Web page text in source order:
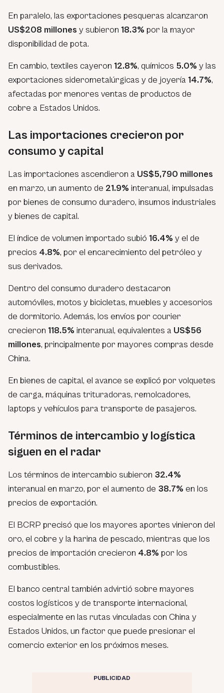
En paralelo, las exportaciones pesqueras alcanzaron
US$208 millones y subieron 18.3% por la mayor
disponibilidad de pota.
En cambio, textiles cayeron 12.8%, químicos 5.0% y las
exportaciones siderometalúrgicas y de joyería 14.7%,
afectadas por menores ventas de productos de
cobre a Estados Unidos.
Las importaciones crecieron por
consumo y capital
Las importaciones ascendieron a US$5,790 millones
en marzo, un aumento de 21.9% interanual, impulsadas
por bienes de consumo duradero, insumos industriales
y bienes de capital.
El índice de volumen importado subió 16.4% y el de
precios 4.8%, por el encarecimiento del petróleo y
sus derivados.
Dentro del consumo duradero destacaron
automóviles, motos y bicicletas, muebles y accesorios
de dormitorio. Además, los envíos por courier
crecieron 118.5% interanual, equivalentes a US$56
millones, principalmente por mayores compras desde
China.
En bienes de capital, el avance se explicó por volquetes
de carga, máquinas trituradoras, remolcadores,
laptops y vehículos para transporte de pasajeros.
Términos de intercambio y logística
siguen en el radar
Los términos de intercambio subieron 32.4%
interanual en marzo, por el aumento de 38.7% en los
precios de exportación.
El BCRP precisó que los mayores aportes vinieron del
oro, el cobre y la harina de pescado, mientras que los
precios de importación crecieron 4.8% por los
combustibles.
El banco central también advirtió sobre mayores
costos logísticos y de transporte internacional,
especialmente en las rutas vinculadas con China y
Estados Unidos, un factor que puede presionar el
comercio exterior en los próximos meses.
PUBLICIDAD